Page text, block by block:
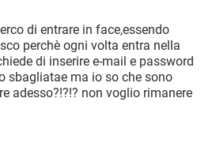
FACEBOOK
WHATSAPP
FACEBOOK
ANDROID
WINDOWS 10
WHATSAPP
di entrare in face,essendo
perchè ogni volta entra nella
di inserire e-mail e password
sbagliatae ma io so che sono
adesso?!?!? non voglio rimanere